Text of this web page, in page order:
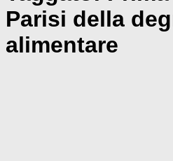
Parisi della
alimentare